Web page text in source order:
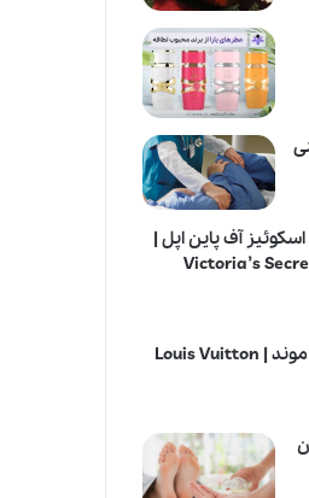
آف پاین اپل |
Victoria’s
عطر ادکلن لویی ویتون نوویو موند | Louis Vuitton